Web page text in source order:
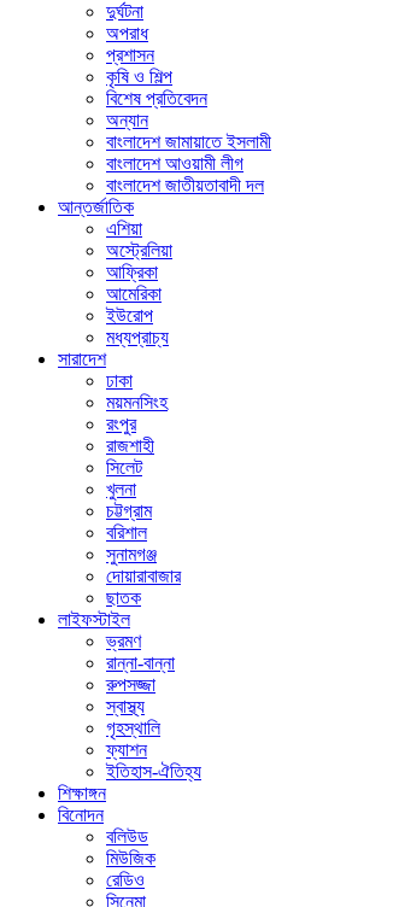
দুর্ঘটনা
অপরাধ
প্রশাসন
কৃষি ও শিল্প
বিশেষ প্রতিবেদন
অন্যান
বাংলাদেশ জামায়াতে ইসলামী
বাংলাদেশ আওয়ামী লীগ
বাংলাদেশ জাতীয়তাবাদী দল
আন্তর্জাতিক
এশিয়া
অস্ট্রেলিয়া
আফ্রিকা
আমেরিকা
ইউরোপ
মধ্যপ্রাচ্য
সারাদেশ
ঢাকা
ময়মনসিংহ
রংপুর
রাজশাহী
সিলেট
খুলনা
চট্টগ্রাম
বরিশাল
সুনামগঞ্জ
দোয়ারাবাজার
ছাতক
লাইফস্টাইল
ভ্রমণ
রান্না-বান্না
রুপসজ্জা
স্বাস্থ্য
গৃহস্থালি
ফ্যাশন
ইতিহাস-ঐতিহ্য
শিক্ষাঙ্গন
বিনোদন
বলিউড
মিউজিক
রেডিও
সিনেমা